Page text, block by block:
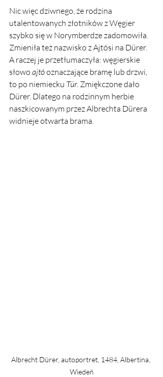
Nic więc dziwnego, że rodzina
utalentowanych złotników z Węgier
szybko się w Norymberdze zadomowiła.
Zmieniła też nazwisko z Ajtósi na Dürer.
A raczej je przetłumaczyła: węgierskie
słowo ajtó oznaczające bramę lub drzwi,
to po niemiecku Tür. Zmiękczone dało
Dürer. Dlatego na rodzinnym herbie
naszkicowanym przez Albrechta Dürera
widnieje otwarta brama.
Albrecht Dürer, autoportret, 1484, Albertina,
Wiedeń